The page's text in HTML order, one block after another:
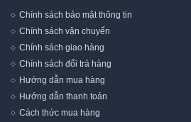
Chính sách bảo mật thông tin
Chính sách vận chuyển
Chính sách giao hàng
Chính sách đổi trả hàng
Hướng dẫn mua hàng
Hướng dẫn thanh toán
Cách thức mua hàng